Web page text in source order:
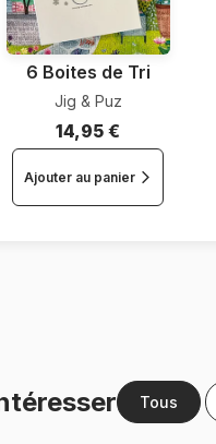
6 Boites de Tri
Jig & Puz
14,95 €
Ajouter au panier
Tous